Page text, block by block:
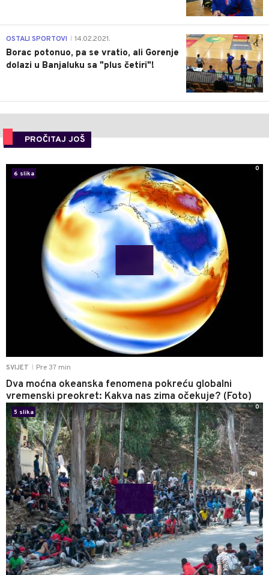
3
OSTALI SPORTOVI 14.02.2021.
Borac potonuo, pa se vratio, ali Gorenje
dolazi u Banjaluku sa "plus četiri"!
PROČITAJ JOŠ
SVIJET Pre 37 min
Dva moćna okeanska fenomena pokreću globalni
vremenski preokret: Kakva nas zima očekuje? (Foto)
6 slika
0
5 slika
0